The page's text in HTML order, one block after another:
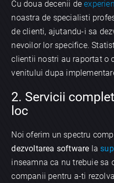
Cu doua decenii de
noastra de specialisti
de clienti, ajutandu-i sa
nevoilor lor specifice.
clientii nostri au raportat o
venitului dupa
2. Servicii
loc
Noi oferim un spectru
dezvoltarea software la
inseamna ca nu trebuie sa
companii pentru a-ti